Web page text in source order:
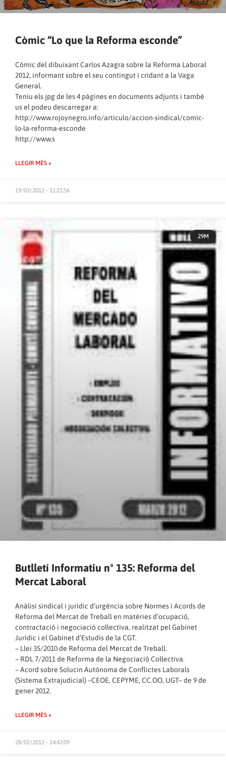
Còmic “Lo que la Reforma esconde”
Còmic del dibuixant Carlos Azagra sobre la Reforma Laboral
2012, informant sobre el seu contingut i cridant a la Vaga
General.
Teniu els jpg de les 4 pàgines en documents adjunts i també
us el podeu descarregar a:
http://www.rojoynegro.info/articulo/accion-sindical/comic-
lo-la-reforma-esconde
http://www.s
LLEGIR MÉS »
19/03/2012 - 11:21:56
29M
Butlletí Informatiu nº 135: Reforma del
Mercat Laboral
Anàlisi sindical i jurídic d’urgència sobre Normes i Acords de
Reforma del Mercat de Treball en matèries d’ocupació,
contractació i negociació col·lectiva, realitzat pel Gabinet
Jurídic i el Gabinet d’Estudis de la CGT.
– Llei 35/2010 de Reforma del Mercat de Treball.
– RDL 7/2011 de Reforma de la Negociació Col·lectiva.
– Acord sobre Solucin Autònoma de Conflictes Laborals
(Sistema Extrajudicial) –CEOE, CEPYME, CC.OO, UGT– de 9 de
gener 2012.
LLEGIR MÉS »
28/02/2012 - 14:42:09